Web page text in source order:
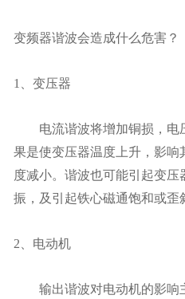
变频器谐波会造成什么危害？
1、变压器
电流谐波将增加铜损，电
果是使变压器温度上升，影响
度减小。谐波也可能引起变
振，及引起铁心磁通饱和或歪
2、电动机
输出谐波对电动机的影响